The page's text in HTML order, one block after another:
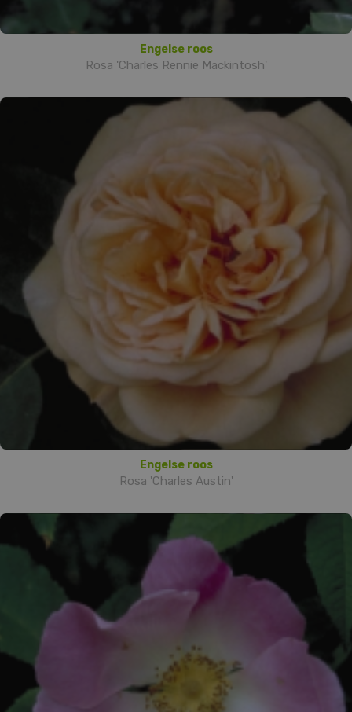
Engelse roos
Rosa 'Charles Rennie Mackintosh'
Engelse roos
Rosa 'Charles Austin'